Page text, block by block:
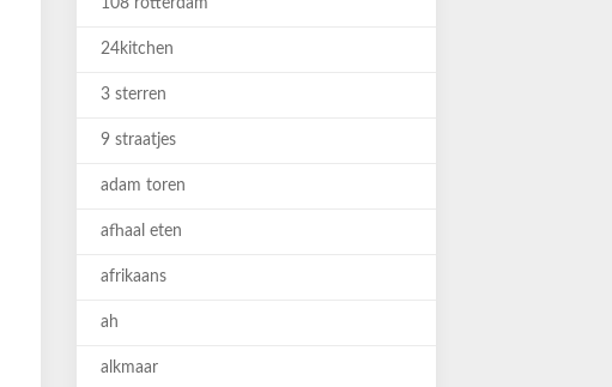
108 rotterdam
24kitchen
3 sterren
9 straatjes
adam toren
afhaal eten
afrikaans
ah
alkmaar